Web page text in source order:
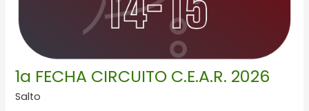
1a FECHA CIRCUITO C.E.A.R. 2026
Salto